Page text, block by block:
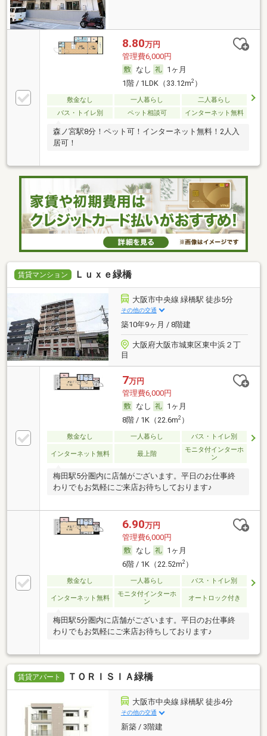
8.80万円
管理費6,000円
なし
1ヶ月
1階 / 1LDK（33.12m2）
敷金なし 一人暮らし
二人暮らし
バス・トイレ別
ペット相談可 インターネット無料
森ノ宮駅8分！ペット可！インターネット無料！2人入
居可！
賃貸マンション Ｌｕｘｅ緑橋
大阪市中央線 緑橋駅 徒歩5分
その他の交通
築10年9ヶ月 / 8階建
大阪府大阪市城東区東中浜２丁
目
7万円
管理費6,000円
なし
1ヶ月
8階 / 1K（22.6m2）
敷金なし 一人暮らし バス・トイレ別
インターネット無料 最上階
モニタ付インターホ
ン
梅田駅5分圏内に店舗がございます。平日のお仕事終
わりでもお気軽にご来店お待ちしております♪
6.90万円
管理費6,000円
なし
1ヶ月
6階 / 1K（22.52m2）
敷金なし 一人暮らし バス・トイレ別
インターネット無料
モニタ付インターホ
ン
オートロック付き
梅田駅5分圏内に店舗がございます。平日のお仕事終
わりでもお気軽にご来店お待ちしております♪
賃貸アパート ＴＯＲＩＳＩＡ緑橋
大阪市中央線 緑橋駅 徒歩4分
その他の交通
新築 / 3階建